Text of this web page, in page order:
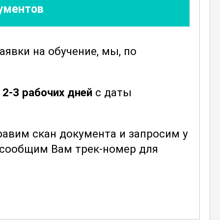
на обучение, мы, по
2-3 рабочих дней с даты
скан документа и запросим у
Вам трек-номер для